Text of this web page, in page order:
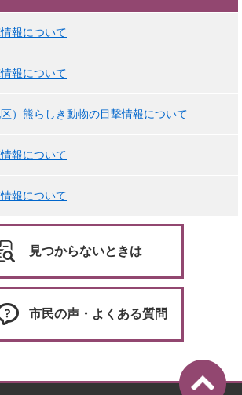
報について
報について
区）熊らしき動物の目撃情報について
報について
報について
見つからないときは
市民の声・よくある質問